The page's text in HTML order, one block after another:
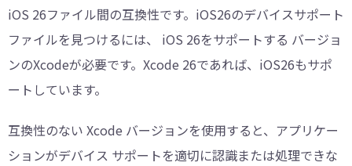
iOS 26ファイル間の互換性です。iOS26のデバイスサポート
ファイルを見つけるには、 iOS 26をサポートする バージョ
ンのXcodeが必要です。Xcode 26であれば、iOS26もサポ
ートしています。
互換性のない Xcode バージョンを使用すると、アプリケー
ションがデバイス サポートを適切に認識または処理できな